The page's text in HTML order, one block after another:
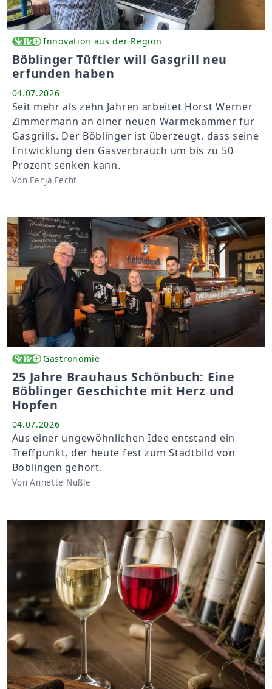
Innovation aus der Region
Böblinger Tüftler will Gasgrill neu
erfunden haben
04.07.2026
Seit mehr als zehn Jahren arbeitet Horst Werner
Zimmermann an einer neuen Wärmekammer für
Gasgrills. Der Böblinger ist überzeugt, dass seine
Entwicklung den Gasverbrauch um bis zu 50
Prozent senken kann.
Von Fenja Fecht
Gastronomie
25 Jahre Brauhaus Schönbuch: Eine
Böblinger Geschichte mit Herz und
Hopfen
04.07.2026
Aus einer ungewöhnlichen Idee entstand ein
Treffpunkt, der heute fest zum Stadtbild von
Böblingen gehört.
Von Annette Nüßle